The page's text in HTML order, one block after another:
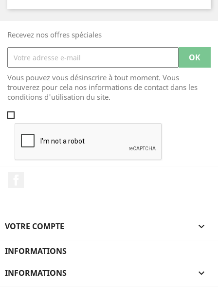
Recevez nos offres spéciales
Vous pouvez vous désinscrire à tout moment. Vous
trouverez pour cela nos informations de contact dans les
conditions d'utilisation du site.
VOTRE COMPTE 
INFORMATIONS
INFORMATIONS 